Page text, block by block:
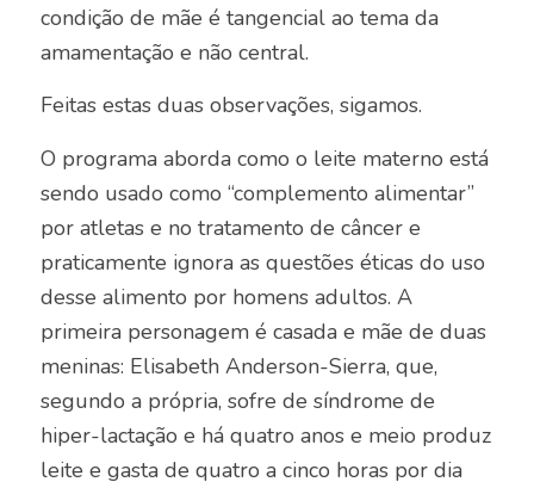
condição de mãe é tangencial ao tema da
amamentação e não central.
Feitas estas duas observações, sigamos.
O programa aborda como o leite materno está
sendo usado como “complemento alimentar”
por atletas e no tratamento de câncer e
praticamente ignora as questões éticas do uso
desse alimento por homens adultos. A
primeira personagem é casada e mãe de duas
meninas: Elisabeth Anderson-Sierra, que,
segundo a própria, sofre de síndrome de
hiper-lactação e há quatro anos e meio produz
leite e gasta de quatro a cinco horas por dia